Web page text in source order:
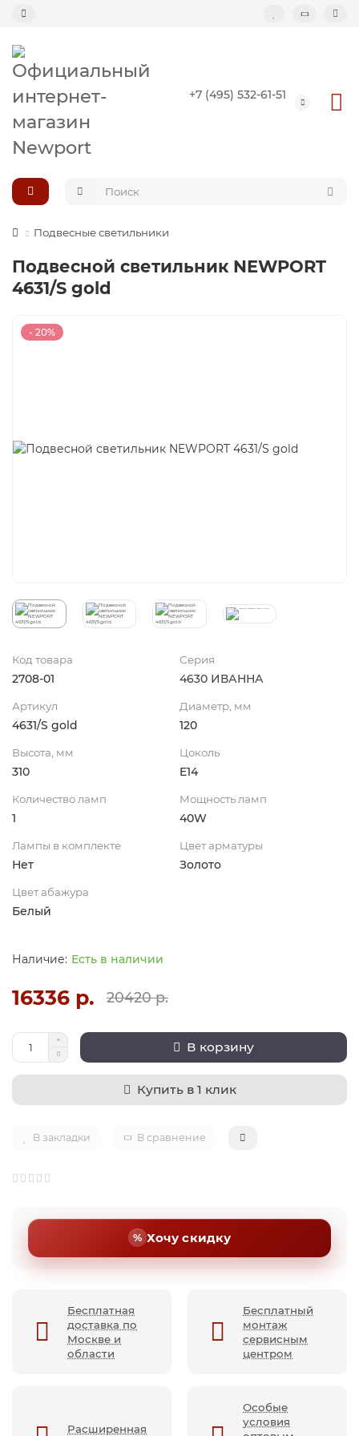
+7 (495) 532-61-51
Назад
Подвесные светильники
Потолочные светильники
Светильник-кольцо
Композиции светильников
Подвесные светильники
Подвесной светильник NEWPORT
4631/S gold
- 20%
Код товара
2708-01
Серия
4630 ИВАННА
Артикул
4631/S gold
Диаметр, мм
120
Высота, мм
310
Цоколь
E14
Количество ламп
1
Мощность ламп
40W
Лампы в комплекте
Нет
Цвет арматуры
Золото
Цвет абажура
Белый
Есть в наличии
16336 р. 20420 р.
В корзину
Купить в 1 клик
В закладки В сравнение
Хочу скидку
Бесплатная
доставка по
Москве и
области
Бесплатный
монтаж
сервисным
центром
Расширенная
Особые
условия